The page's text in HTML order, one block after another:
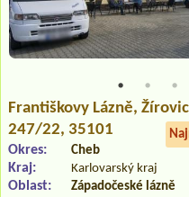
Františkovy Lázně,
247/22, 35101
Okres: Cheb
Kraj: Karlovarský kraj
Oblast: Západočeské lázně